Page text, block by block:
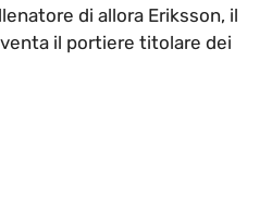
di allora Eriksson, il
il portiere titolare dei